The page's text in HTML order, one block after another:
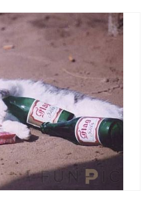
00:00:00| Válasz
a férj: -Izé....szivem,megtudom
01 00:00:00| Válasz